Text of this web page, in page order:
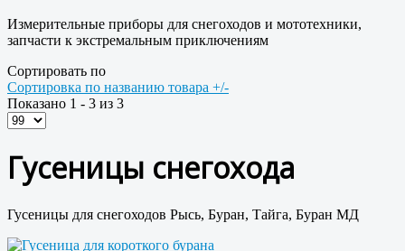
Измерительные приборы для снегоходов и мототехники,
запчасти к экстремальным приключениям
Сортировать по
Сортировка по названию товара +/-
Показано 1 - 3 из 3
Гусеницы снегохода
Гусеницы для снегоходов Рысь, Буран, Тайга, Буран МД